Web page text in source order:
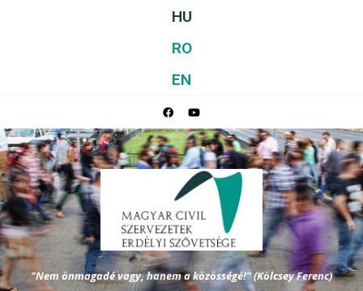
HU
RO
EN
"Nem önmagadé vagy, hanem a közösségé!" (Kölcsey Ferenc)